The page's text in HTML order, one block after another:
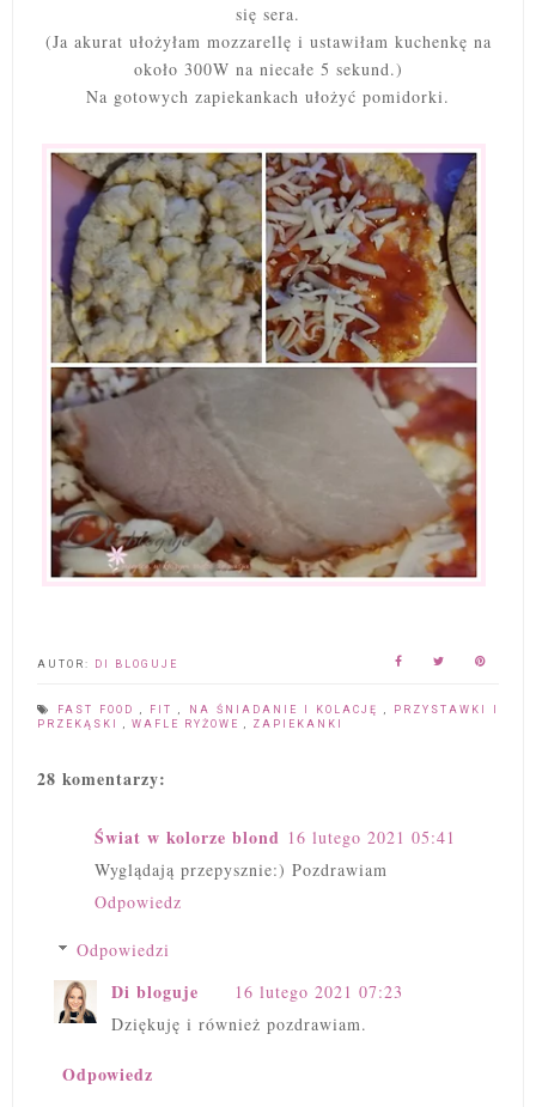
się sera.
(Ja akurat ułożyłam mozzarellę i ustawiłam kuchenkę na
około 300W na niecałe 5 sekund.)
Na gotowych zapiekankach ułożyć pomidorki.
AUTOR: DI BLOGUJE
FAST FOOD, FIT, NA ŚNIADANIE I KOLACJĘ ,
PRZYSTAWKI I
PRZEKĄSKI , WAFLE RYŻOWE , ZAPIEKANKI
28 komentarzy:
Świat w kolorze blond 16 lutego 2021 05:41
Wyglądają przepysznie:) Pozdrawiam
Odpowiedz
Odpowiedzi
Di bloguje
16 lutego 2021 07:23
Dziękuję i również pozdrawiam.
Odpowiedz